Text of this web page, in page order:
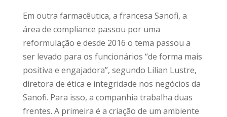
Em outra farmacêutica, a francesa Sanofi, a
área de compliance passou por uma
reformulação e desde 2016 o tema passou a
ser levado para os funcionários “de forma mais
positiva e engajadora”, segundo Lilian Lustre,
diretora de ética e integridade nos negócios da
Sanofi. Para isso, a companhia trabalha duas
frentes. A primeira é a criação de um ambiente